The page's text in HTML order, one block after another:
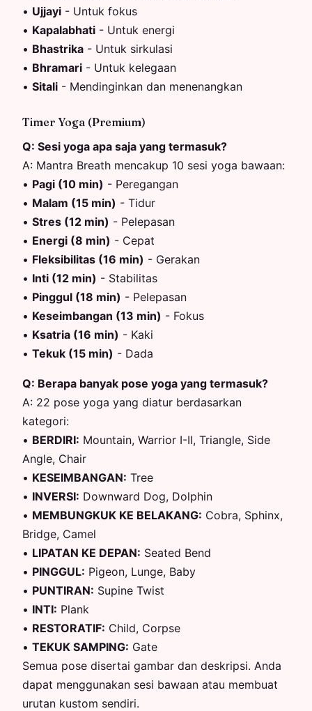
• Ujjayi - Untuk fokus
• Kapalabhati - Untuk energi
• Bhastrika - Untuk sirkulasi
• Bhramari - Untuk kelegaan
• Sitali - Mendinginkan dan menenangkan
Timer Yoga (Premium)
Q: Sesi yoga apa saja yang termasuk?
A: Mantra Breath mencakup 10 sesi yoga bawaan:
• Pagi (10 min) - Peregangan
• Malam (15 min) - Tidur
• Stres (12 min) - Pelepasan
• Energi (8 min) - Cepat
• Fleksibilitas (16 min) - Gerakan
• Inti (12 min) - Stabilitas
• Pinggul (18 min) - Pelepasan
• Keseimbangan (13 min) - Fokus
• Ksatria (16 min) - Kaki
• Tekuk (15 min) - Dada
Q: Berapa banyak pose yoga yang termasuk?
A: 22 pose yoga yang diatur berdasarkan
kategori:
• BERDIRI: Mountain, Warrior I-II, Triangle, Side
Angle, Chair
• KESEIMBANGAN: Tree
• INVERSI: Downward Dog, Dolphin
• MEMBUNGKUK KE BELAKANG: Cobra, Sphinx,
Bridge, Camel
• LIPATAN KE DEPAN: Seated Bend
• PINGGUL: Pigeon, Lunge, Baby
• PUNTIRAN: Supine Twist
• INTI: Plank
• RESTORATIF: Child, Corpse
• TEKUK SAMPING: Gate
Semua pose disertai gambar dan deskripsi. Anda
dapat menggunakan sesi bawaan atau membuat
urutan kustom sendiri.